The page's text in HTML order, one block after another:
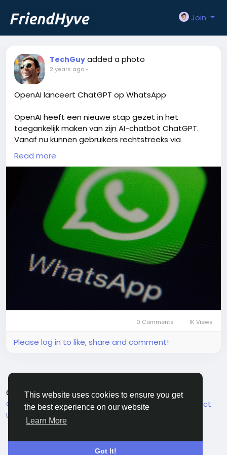
This website uses cookies to ensure you get
the best experience on our website
Learn More
Got It!
Join
TechGuy added a photo
2 years ago-
OpenAI lanceert ChatGPT op WhatsApp
OpenAI heeft een nieuwe stap gezet in het
toegankelijk maken van zijn AI-chatbot ChatGPT.
Vanaf nu kunnen gebruikers rechtstreeks via
WhatsApp chatten met ChatGPT. Deze integratie
maakt het eenvoudiger dan ooit om vragen te
stellen, gesprekken te voeren of hulp te krijgen,
direct vanaf je favoriete berichten-app. Meer
details over hoe je de functie kunt activeren, zijn te
vinden op de website van OpenAI.
https://tweakers.net/nieuws/229944/openai-laat-
gebruikers-via-whatsapp-chatten-met-
chatgpt.html
Read more
0 Comments 1K Views
Please log in to like, share and comment!
© 2026 FriendHyve
English
Cookie Statement About Terms Privacy
Contact
Us
Support Center